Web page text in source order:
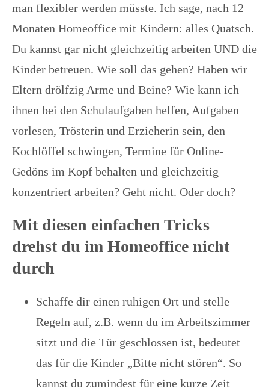
man flexibler werden müsste. Ich sage, nach 12
Monaten Homeoffice mit Kindern: alles Quatsch.
Du kannst gar nicht gleichzeitig arbeiten UND die
Kinder betreuen. Wie soll das gehen? Haben wir
Eltern drölfzig Arme und Beine? Wie kann ich
ihnen bei den Schulaufgaben helfen, Aufgaben
vorlesen, Trösterin und Erzieherin sein, den
Kochlöffel schwingen, Termine für Online-
Gedöns im Kopf behalten und gleichzeitig
konzentriert arbeiten? Geht nicht. Oder doch?
Mit diesen einfachen Tricks
drehst du im Homeoffice nicht
durch
Schaffe dir einen ruhigen Ort und stelle
Regeln auf, z.B. wenn du im Arbeitszimmer
sitzt und die Tür geschlossen ist, bedeutet
das für die Kinder „Bitte nicht stören“. So
kannst du zumindest für eine kurze Zeit